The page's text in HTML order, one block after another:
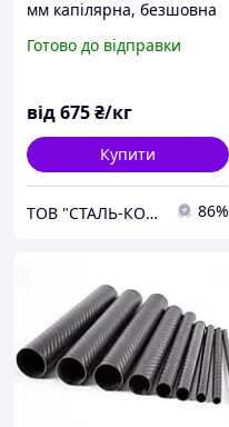
мм капілярна, безшовна
порізкою
Готово до відправки
від675₴/кг
Купити
ТОВ "СТАЛЬ-КОНТАКТ" 86%